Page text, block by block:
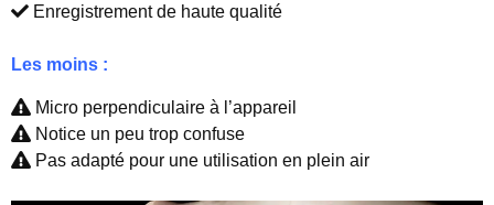
Enregistrement de haute qualité
Les moins :
Micro perpendiculaire à l’appareil
Notice un peu trop confuse
Pas adapté pour une utilisation en plein air